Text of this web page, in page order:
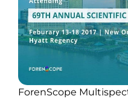
ForenScope